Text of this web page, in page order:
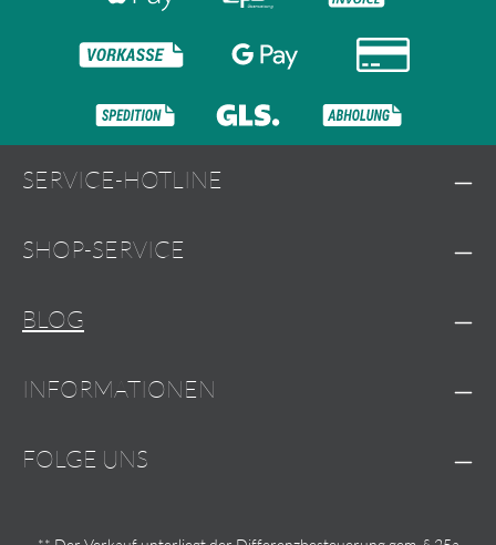
SERVICE-HOTLINE
SHOP-SERVICE
BLOG
INFORMATIONEN
FOLGE UNS